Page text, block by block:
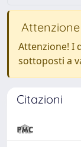
Attenzione
Attenzione! I
sottoposti a
Citazioni